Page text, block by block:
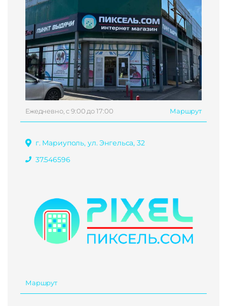
Ежедневно, с 9:00 до 17:00 Маршрут
г. Мариуполь, ул. Энгельса, 32
37.546596
Маршрут